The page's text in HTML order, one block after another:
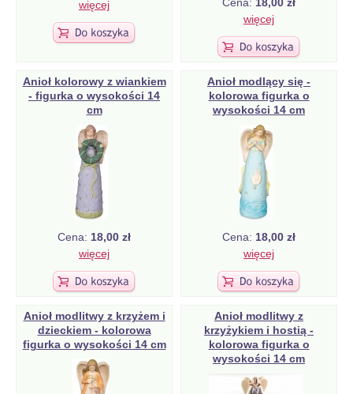
więcej
więcej
Anioł kolorowy z wiankiem
- figurka o wysokości 14
cm
Cena: 18,00 zł
więcej
Anioł modlący się -
kolorowa figurka o
wysokości 14 cm
Cena: 18,00 zł
więcej
Anioł modlitwy z krzyżem i
dzieckiem - kolorowa
figurka o wysokości 14 cm
Anioł modlitwy z
krzyżykiem i hostią -
kolorowa figurka o
wysokości 14 cm